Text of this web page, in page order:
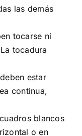
las demás
tocarse ni
tocadura
estar
continua,
blancos
o en